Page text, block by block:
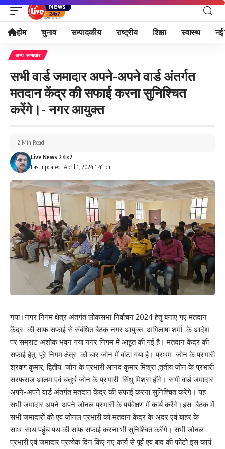
होम चुनाव सम्पादकीय राष्ट्रीय शिक्षा स्वास्थ नई
अन्य समाचार
सभी वार्ड जमादार अपने-अपने वार्ड अंतर्गत
मतदान केंद्र की सफाई करना सुनिश्चित
करेंगे।- नगर आयुक्त
Last updated: April 1, 2024 1:41 pm
Live News 24x7
2 Min Read
गया।नगर निगम क्षेत्र अंतर्गत लोकसभा निर्वाचन 2024 हेतु बनाए गए मतदान
केंद्र की साफ सफाई से संबंधित बैठक नगर आयुक्त अभिलाषा शर्मा के आदेश
पर सम्राट अशोक भवन गया नगर निगम में आहूत की गई है। मतदान केंद्र की
सफाई हेतु पूरे निगम क्षेत्र को चार जोन में बांटा गया है। प्रथम जोन के प्रभारी
श्रवण कुमार, द्वितीय जोन के प्रभारी आनंद कुमार मिश्रा ,तृतीय जोन के प्रभारी
सरफराज आलम एवं चतुर्थ जोन के प्रभारी सिंधु मिश्रा होंगे। सभी वार्ड जमादार
अपने-अपने वार्ड अंतर्गत मतदान केंद्र की सफाई करना सुनिश्चित करेंगे। यह
सभी जमादार अपने-अपने जोनल प्रभारी के पर्यवेक्षण में कार्य करेंगे।इस बैठक में
सभी जमादारों को एवं जोनल प्रभारी को मतदान केंद्र के अंदर एवं बाहर के
साथ-साथ पहुंच पथ की साफ सफाई करना भी सुनिश्चित करेंगे। सभी जोनल
प्रभारी एवं जमादार प्रत्येक दिन किए गए कार्य से पूर्व एवं बाद की फोटो इस कार्य